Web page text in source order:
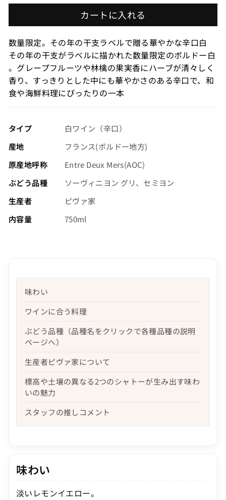
売
価
格
（税
込）
カートに入れる
数量限定。その年の干支ラベルで贈る華やかな辛口白
その年の干支がラベルに描かれた数量限定のボルドー白
。グレープフルーツや林檎の果実香にハーブが清々しく
香り、すっきりとした中にも華やかさのある辛口で、和
食や海鮮料理にぴったりの一本
タイプ
白ワイン（辛口）
産地
フランス(ボルドー地方)
原産地呼称
Entre Deux Mers(AOC)
ぶどう品種
ソーヴィニヨン グリ、セミヨン
生産者
ピヴァ家
内容量
750ml
味わい
ワインに合う料理
ぶどう品種（品種名をクリックで各種品種の説明
ページへ）
生産者ピヴァ家について
標高や土壌の異なる2つのシャトーが生み出す味わ
いの魅力
スタッフの推しコメント
味わい
淡いレモンイエロー。